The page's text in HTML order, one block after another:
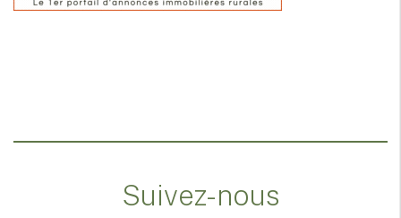
Suivez-nous